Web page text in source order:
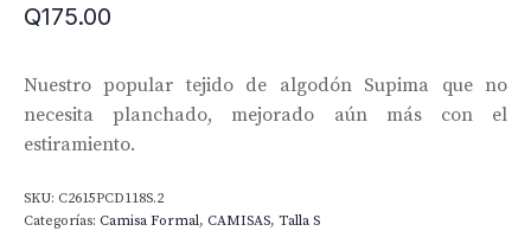
Q175.00
Nuestro popular tejido de algodón Supima que no
necesita planchado, mejorado aún más con el
estiramiento.
SKU: C2615PCD118S.2
Categorías: Camisa Formal, CAMISAS, Talla S